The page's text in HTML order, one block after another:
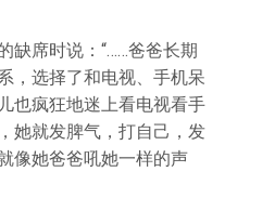
缺席时说：“……爸爸长期
，选择了和电视、手机呆
也疯狂地迷上看电视看手
她就发脾气，打自己，发
像她爸爸吼她一样的声